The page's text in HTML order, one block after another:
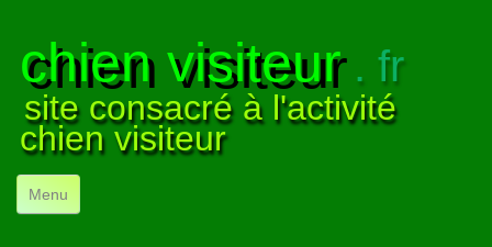
chien visiteur. fr
site consacré à l'activité
chien visiteur
Menu